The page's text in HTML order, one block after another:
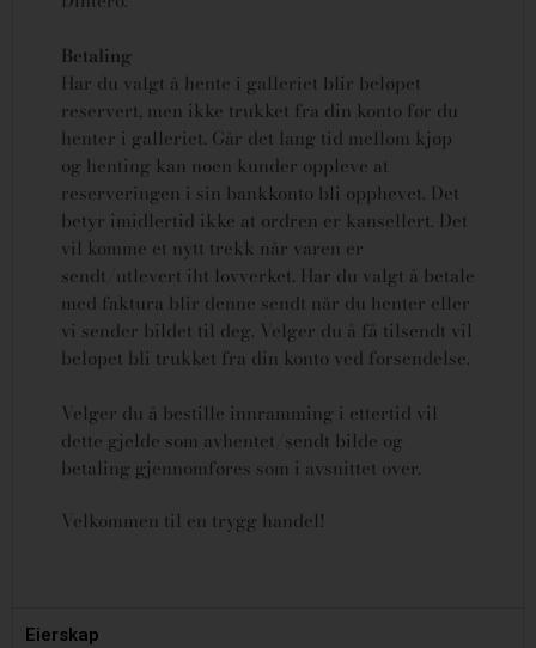
Betaling
Har du valgt å hente i galleriet blir beløpet
reservert, men ikke trukket fra din konto før du
henter i galleriet. Går det lang tid mellom kjøp
og henting kan noen kunder oppleve at
reserveringen i sin bankkonto bli opphevet. Det
betyr imidlertid ikke at ordren er kansellert. Det
vil komme et nytt trekk når varen er
sendt/utlevert iht lovverket. Har du valgt å betale
med faktura blir denne sendt når du henter eller
vi sender bildet til deg. Velger du å få tilsendt vil
beløpet bli trukket fra din konto ved forsendelse.
Velger du å bestille innramming i ettertid vil
dette gjelde som avhentet/sendt bilde og
betaling gjennomføres som i avsnittet over.
Velkommen til en trygg handel!
Eierskap